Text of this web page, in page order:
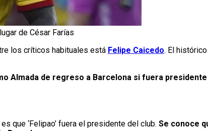
de César Farías
los críticos habituales está Felipe Caicedo. El
Almada de regreso a Barcelona si fuera
que ‘Felipao’ fuera el presidente del club. Se conoce